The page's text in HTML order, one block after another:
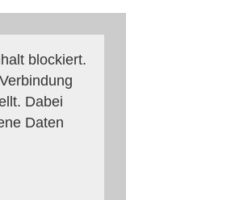
blockiert.
Dabei
Daten